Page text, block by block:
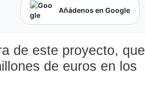
Añádenos en Google
de este proyecto, que
de euros en los